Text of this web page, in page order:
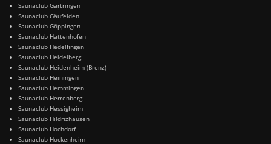
Saunaclub Gärtringen
Saunaclub Gäufelden
Saunaclub Göppingen
Saunaclub Hattenhofen
Saunaclub Hedelfingen
Saunaclub Heidelberg
Saunaclub Heidenheim (Brenz)
Saunaclub Heiningen
Saunaclub Hemmingen
Saunaclub Herrenberg
Saunaclub Hessigheim
Saunaclub Hildrizhausen
Saunaclub Hochdorf
Saunaclub Hockenheim